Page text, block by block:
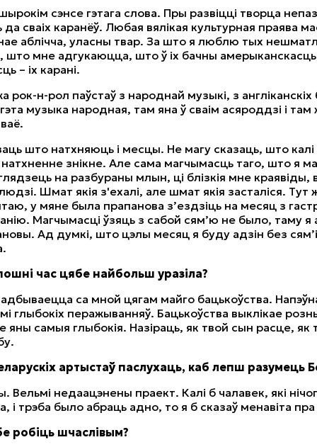
сэнсе гэтага слова. Пры развіцці творца
сваіх каранёў. Любая вялікая культурная праява
аблічча, уласны твар. За што я люблю тых
што мне адгукаюцца, што ў іх бачны
– іх карані.
рок-н-рол паўстаў з народнай музыкі, з
музыка народная, там яна ў сваім асяроддзі і
што натхняюць і месцы. Не магу сказаць, што
знікне. Але сама магчымасць таго, што я
на разбураны млын, ці блізкія мне краявіды,
Шмат якія з'ехалі, але шмат якія засталіся. Тут
у мяне была прапанова з’ездзіць на месяц з
Магчымасці ўзяць з сабой сям’ю не было, таму я
Ад думкі, што цэлы месяц я буду адзін без
час цябе найбольш уразіла?
са мной цягам майго бацькоўства.
глыбокіх перажыванняў. Бацькоўства выклікае
яны самыя глыбокія. Назіраць, як твой сын расце,
артыстаў паслухаць, каб лепш разумець
Вельмі недаацэнены праект. Калі б чалавек, які
і трэба было абраць адно, то я б сказаў менавіта пра
робіць шчаслівым?